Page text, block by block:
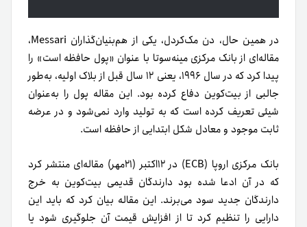
در همین حال، دن مک‌کردل، یکی از هم‌بنیان‌گذاران Messari،
مقاله‌ای از بانک مرکزی مینه‌سوتا با عنوان «پول حافظه است» را
پیدا کرد که در سال ۱۹۹۶، یعنی ۱۲ سال قبل از بلاک اولیه، به‌طور
جالبی از بیت‌کوین دفاع کرده بود. این مقاله پول را به‌عنوان
شیئی تعریف کرده است که به تولید وارد نمی‌شود و در عرضه
ثابت موجود و معادل شکل ابتدایی از حافظه است.
بانک مرکزی اروپا (ECB) در ۱۲اکتبر (۲۱مهر) مقاله‌ای منتشر کرد
که در آن ادعا شده بود دارندگان قدیمی بیت‌کوین به خرج
دارندگان جدید سود می‌برند. این مقاله بیان کرد که باید این
دارایی را تنظیم کرد تا از افزایش قیمت آن جلوگیری شود یا